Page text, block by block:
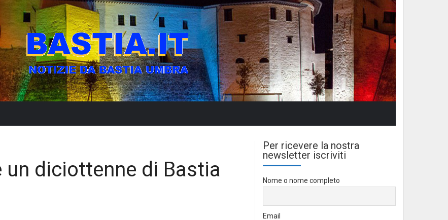
diciottenne di Bastia
Per ricevere la nostra
newsletter iscriviti
Nome o nome completo
Email